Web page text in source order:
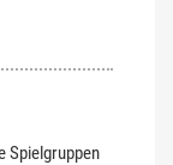
Spielgruppen